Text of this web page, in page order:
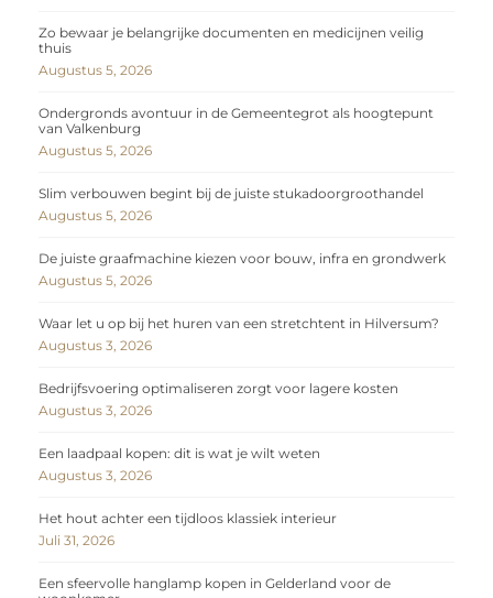
Zo bewaar je belangrijke documenten en medicijnen veilig
thuis
Augustus 5, 2026
Ondergronds avontuur in de Gemeentegrot als hoogtepunt
van Valkenburg
Augustus 5, 2026
Slim verbouwen begint bij de juiste stukadoorgroothandel
Augustus 5, 2026
De juiste graafmachine kiezen voor bouw, infra en grondwerk
Augustus 5, 2026
Waar let u op bij het huren van een stretchtent in Hilversum?
Augustus 3, 2026
Bedrijfsvoering optimaliseren zorgt voor lagere kosten
Augustus 3, 2026
Een laadpaal kopen: dit is wat je wilt weten
Augustus 3, 2026
Het hout achter een tijdloos klassiek interieur
Juli 31, 2026
Een sfeervolle hanglamp kopen in Gelderland voor de